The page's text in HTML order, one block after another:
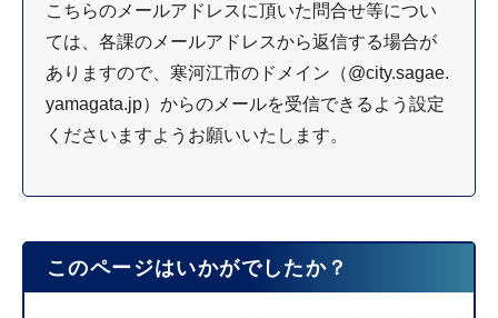
こちらのメールアドレスに頂いた問合せ等につい
ては、各課のメールアドレスから返信する場合が
ありますので、寒河江市のドメイン（@city.sagae.
yamagata.jp）からのメールを受信できるよう設定
くださいますようお願いいたします。
このページはいかがでしたか？